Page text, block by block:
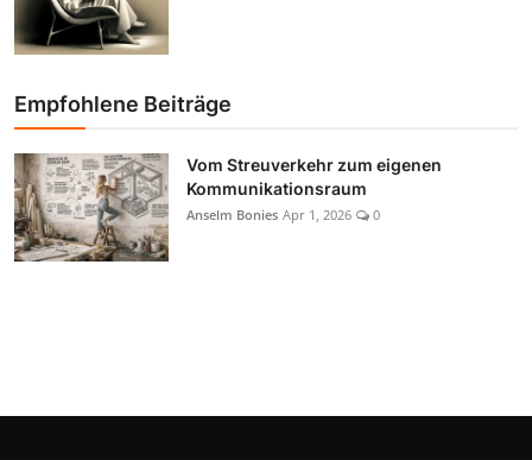
Empfohlene Beiträge
Vom Streuverkehr zum eigenen
Kommunikationsraum
Anselm Bonies Apr 1, 2026 0